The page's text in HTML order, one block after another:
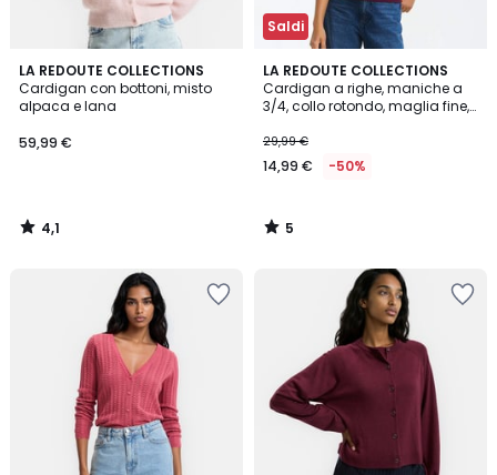
LA REDOUTE COLLECTIONS
Cardigan con bottoni, misto
alpaca e lana
59,99 €
4,1
/ 5
4,1
/
Saldi
LA REDOUTE COLLECTIONS
Cardigan a righe, maniche a
3/4, collo rotondo, maglia fine,
29,99 €
14,99 € -50%
5
/
5
5
/